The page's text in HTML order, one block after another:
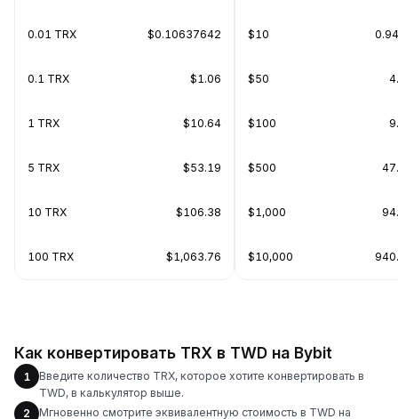
0.01 TRX $0.10637642
0.1 TRX $1.06
1 TRX $10.64
5 TRX $53.19
10 TRX $106.38
100 TRX $1,063.76
$10
$50
$100
$500
$1,000
$10,000
Как конвертировать TRX в TWD на Bybit
1
Введите количество TRX, которое хотите конвертировать в
TWD, в калькулятор выше.
2
Мгновенно смотрите эквивалентную стоимость в TWD на